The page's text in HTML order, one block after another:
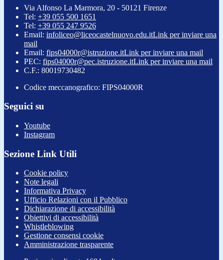
Via Alfonso La Marmora, 20 - 50121 Firenze
Tel: +39 055 500 1651
Tel: +39 055 247 9526
Email: infoliceo@liceocastelnuovo.edu.itLink per inviare una
mail
Email: fips04000r@istruzione.itLink per inviare una mail
PEC: fips04000r@pec.istruzione.itLink per inviare una mail
C.F.: 80019730482
Codice meccanografico: FIPS04000R
Seguici su
Youtube
Instagram
Sezione Link Utili
Cookie policy
Note legali
Informativa Privacy
Ufficio Relazioni con il Pubblico
Dichiarazione di accessibilità
Obiettivi di accessibilità
Whistleblowing
Gestione consensi cookie
Amministrazione trasparente